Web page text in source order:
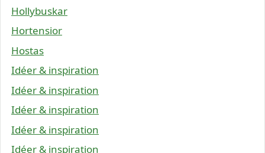
Hollybuskar
Hortensior
Hostas
Idéer & inspiration
Idéer & inspiration
Idéer & inspiration
Idéer & inspiration
Idéer & inspiration